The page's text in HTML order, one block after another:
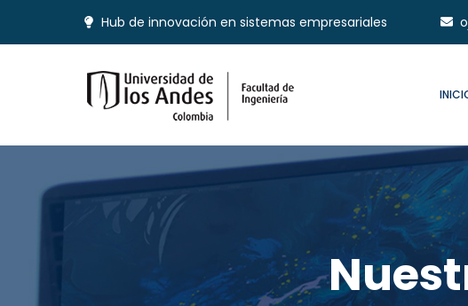
Hub de innovación en sistemas empresariales